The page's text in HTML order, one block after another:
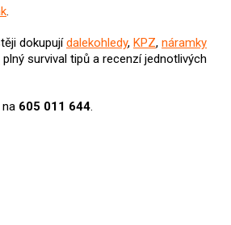
.
dokupujídalekohledy, KPZ, náramky
plný survival tipů a recenzí jednotlivých
605 011 644.